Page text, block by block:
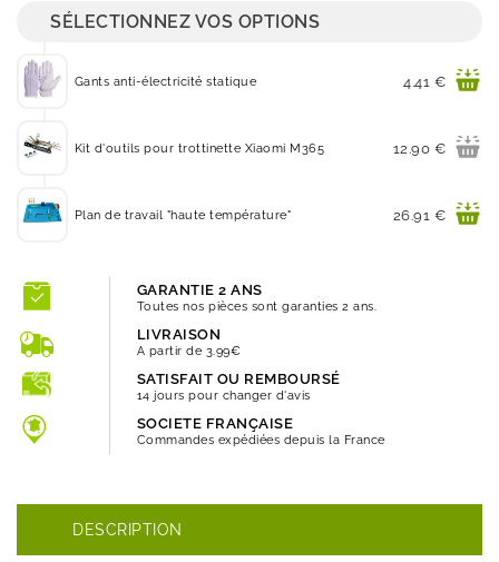
SÉLECTIONNEZ VOS OPTIONS
Gants anti-électricité statique Prix
4.41 €
Kit d'outils pour trottinette Xiaomi M365 Prix
12.90 €
Plan de travail "haute température" Prix
26.91 €
GARANTIE 2 ANS
Toutes nos pièces sont garanties 2 ans.
LIVRAISON
A partir de 3.99€
SATISFAIT OU REMBOURSÉ
14 jours pour changer d'avis
SOCIETE FRANÇAISE
Commandes expédiées depuis la France
DESCRIPTION